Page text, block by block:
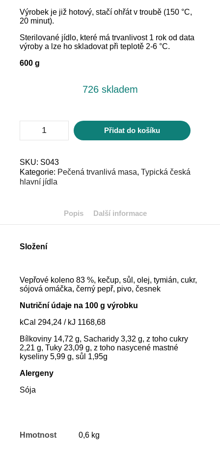
Výrobek je již hotový, stačí ohřát v troubě (150 °C,
20 minut).
Sterilované jídlo, které má trvanlivost 1 rok od data
výroby a lze ho skladovat při teplotě 2-6 °C.
600 g
726 skladem
koleno
pivě
bez
kosti
množství
Přidat do košíku
SKU: S043
Kategorie: Pečená trvanlivá masa, Typická česká
hlavní jídla
Popis Další informace
Složení
Vepřové koleno 83 %, kečup, sůl, olej, tymián, cukr,
sójová omáčka, černý pepř, pivo, česnek
Nutriční údaje na 100 g výrobku
kCal 294,24 / kJ 1168,68
Bílkoviny 14,72 g, Sacharidy 3,32 g, z toho cukry
2,21 g, Tuky 23,09 g, z toho nasycené mastné
kyseliny 5,99 g, sůl 1,95g
Alergeny
Sója
Hmotnost 0,6 kg